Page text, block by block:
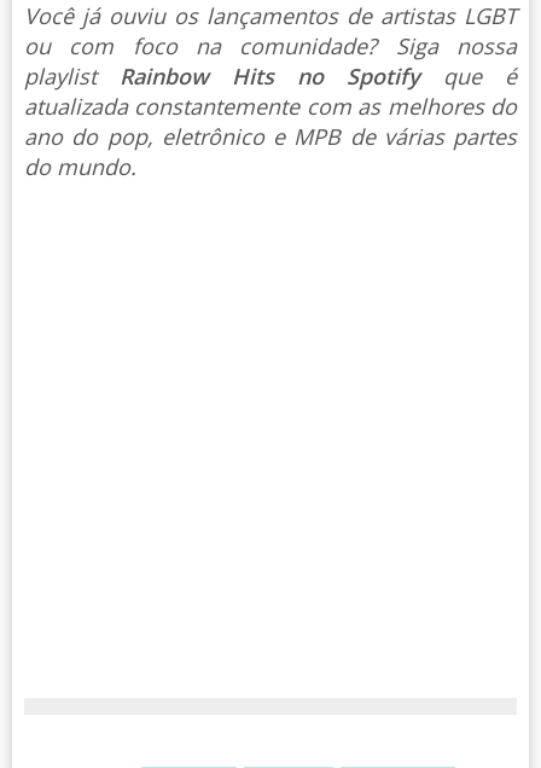
Você já ouviu os lançamentos de artistas LGBT
ou com foco na comunidade? Siga nossa
playlist Rainbow Hits no Spotify que é
atualizada constantemente com as melhores do
ano do pop, eletrônico e MPB de várias partes
do mundo.